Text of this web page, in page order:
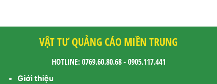
VẬT TƯ QUẢNG CÁO MIỀN TRUNG
HOTLINE: 0769.60.80.68 - 0905.117.441
Giới thiệu